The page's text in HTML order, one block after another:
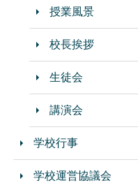
授業風景
校長挨拶
生徒会
講演会
学校行事
学校運営協議会